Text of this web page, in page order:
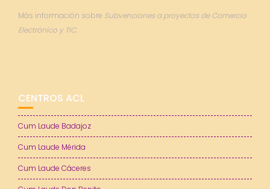
Más información sobre Subvenciones a proyectos de Comercio
Electrónico y TIC.
CENTROS ACL
Cum Laude Badajoz
Cum Laude Mérida
Cum Laude Cáceres